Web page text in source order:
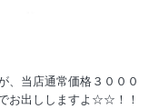
当店通常価格３０００
お出ししますよ☆☆！！